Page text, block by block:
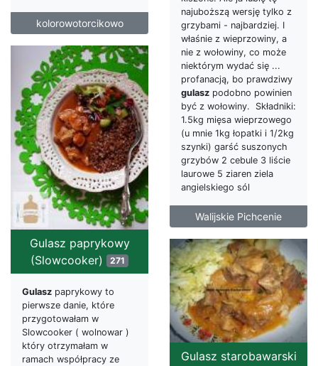
kolorowotorcikowo
najuboższą wersję tylko z
grzybami - najbardziej. I
właśnie z wieprzowiny, a
nie z wołowiny, co może
niektórym wydać się ...
profanacją, bo prawdziwy
gulasz podobno powinien
być z wołowiny. Składniki:
1.5kg mięsa wieprzowego
(u mnie 1kg łopatki i 1/2kg
szynki) garść suszonych
grzybów 2 cebule 3 liście
laurowe 5 ziaren ziela
angielskiego sól
Walijskie Pichcenie
Gulasz paprykowy
(Slowcooker) 271
Gulasz paprykowy to
pierwsze danie, które
przygotowałam w
Slowcooker ( wolnowar )
który otrzymałam w
ramach współpracy ze
Gulasz starobawarski